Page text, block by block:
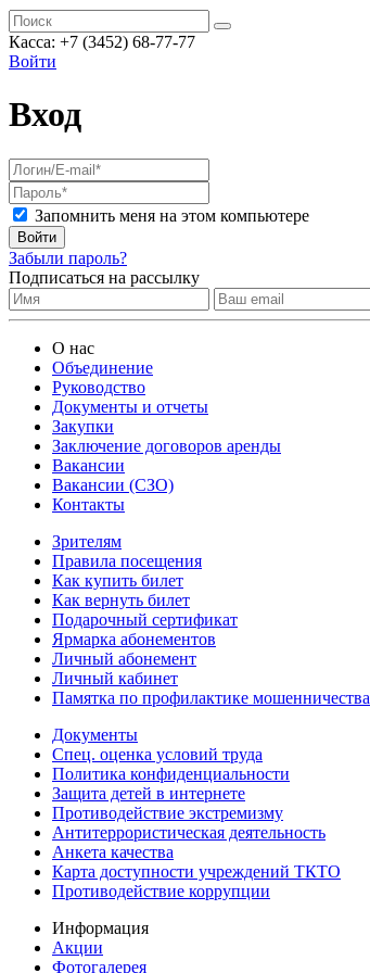
Касса: +7 (3452) 68-77-77
Войти
Вход
Запомнить меня на этом компьютере
Войти
Забыли пароль?
Подписаться на рассылку
О нас
Объединение
Руководство
Документы и отчеты
Закупки
Заключение договоров аренды
Вакансии
Вакансии (СЗО)
Контакты
Зрителям
Правила посещения
Как купить билет
Как вернуть билет
Подарочный сертификат
Ярмарка абонементов
Личный абонемент
Личный кабинет
Памятка по профилактике мошенничества
Документы
Спец. оценка условий труда
Политика конфиденциальности
Защита детей в интернете
Противодействие экстремизму
Антитеррористическая деятельность
Анкета качества
Карта доступности учреждений ТКТО
Противодействие коррупции
Информация
Акции
Фотогалерея